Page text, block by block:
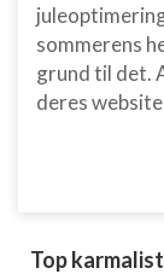
sommerens
grund til det.
deres
Top